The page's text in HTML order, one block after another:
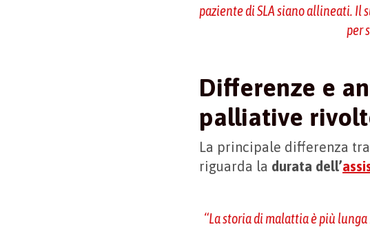
paziente di SLA siano allineati. Il
per
Differenze e
palliative
La principale differenza
riguarda la durata dell’
“La storia di malattia è più